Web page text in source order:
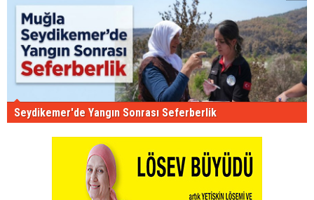
Seydikemer'de Yangın Sonrası Seferberlik